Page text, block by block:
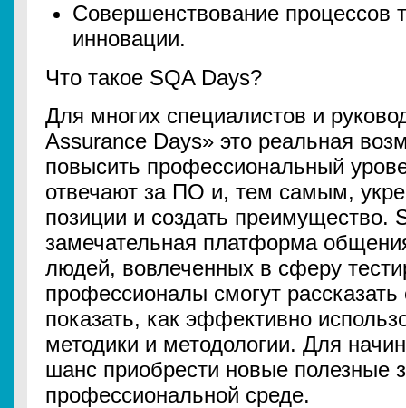
Совершенствование процессов
инновации.
Что такое SQA Days?
Для многих специалистов и
Assurance Days» это реальная
повысить профессиональный
отвечают за ПО и, тем самым,
позиции и создать преимущество.
замечательная платформа
людей, вовлеченных в сферу
профессионалы смогут
показать, как эффективно
методики и методологии. Для
шанс приобрести новые полезные
профессиональной среде.